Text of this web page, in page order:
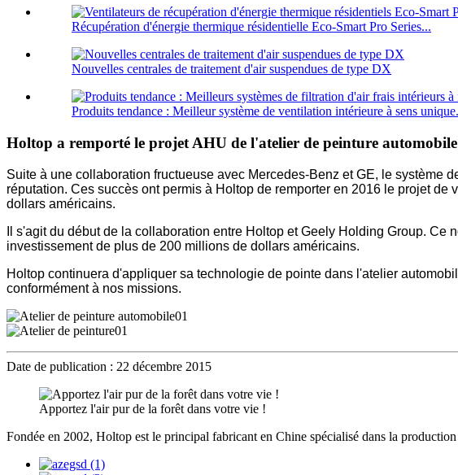
Récupération d'énergie thermique résidentielle Eco-Smart Pro Series...
Nouvelles centrales de traitement d'air suspendues de type DX
Produits tendance : Meilleur système de ventilation intérieure à sens
Holtop a remporté le projet AHU de l'atelier de peinture
Suite à une collaboration fructueuse avec Mercedes-Benz et GE, le
réputation. Ces succès ont permis à Holtop de remporter en 2016 le projet
dollars américains.
Il s'agit du début de la collaboration entre Holtop et Geely Holding Group.
investissement de plus de 200 millions de dollars américains.
Holtop continuera d'appliquer sa technologie de pointe dans l'atelier
conformément à nos missions.
Date de publication : 22 décembre 2015
Apportez l'air pur de la forêt dans votre vie !
Fondée en 2002, Holtop est le principal fabricant en Chine spécialisé dans la